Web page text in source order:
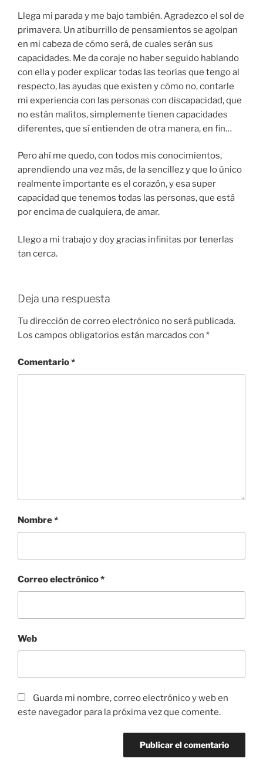
Llega mi parada y me bajo también. Agradezco el sol de
primavera. Un atiburrillo de pensamientos se agolpan
en mi cabeza de cómo será, de cuales serán sus
capacidades. Me da coraje no haber seguido hablando
con ella y poder explicar todas las teorías que tengo al
respecto, las ayudas que existen y cómo no, contarle
mi experiencia con las personas con discapacidad, que
no están malitos, simplemente tienen capacidades
diferentes, que sí entienden de otra manera, en fin…
Pero ahí me quedo, con todos mis conocimientos,
aprendiendo una vez más, de la sencillez y que lo único
realmente importante es el corazón, y esa super
capacidad que tenemos todas las personas, que está
por encima de cualquiera, de amar.
Llego a mi trabajo y doy gracias infinitas por tenerlas
tan cerca.
Deja una respuesta
Tu dirección de correo electrónico no será publicada.
Los campos obligatorios están marcados con *
Comentario*
Nombre*
Correo electrónico*
Web
Guarda mi nombre, correo electrónico y web en
este navegador para la próxima vez que comente.